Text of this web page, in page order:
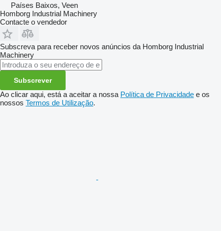
Países Baixos, Veen
Homborg Industrial Machinery
Contacte o vendedor
Subscreva para receber novos anúncios da Homborg Industrial
Machinery
Subscrever
Ao clicar aqui, está a aceitar a nossa Política de Privacidade e os
nossos Termos de Utilização.